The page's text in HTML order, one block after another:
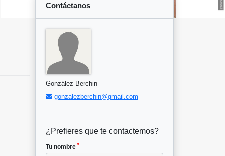
Contáctanos
González Berchin
gonzalezberchin@gmail.com
¿Prefieres que te contactemos?
Tu nombre *